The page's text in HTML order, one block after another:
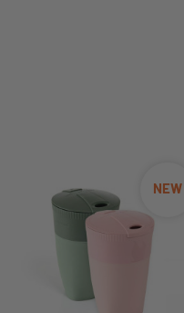
NEW